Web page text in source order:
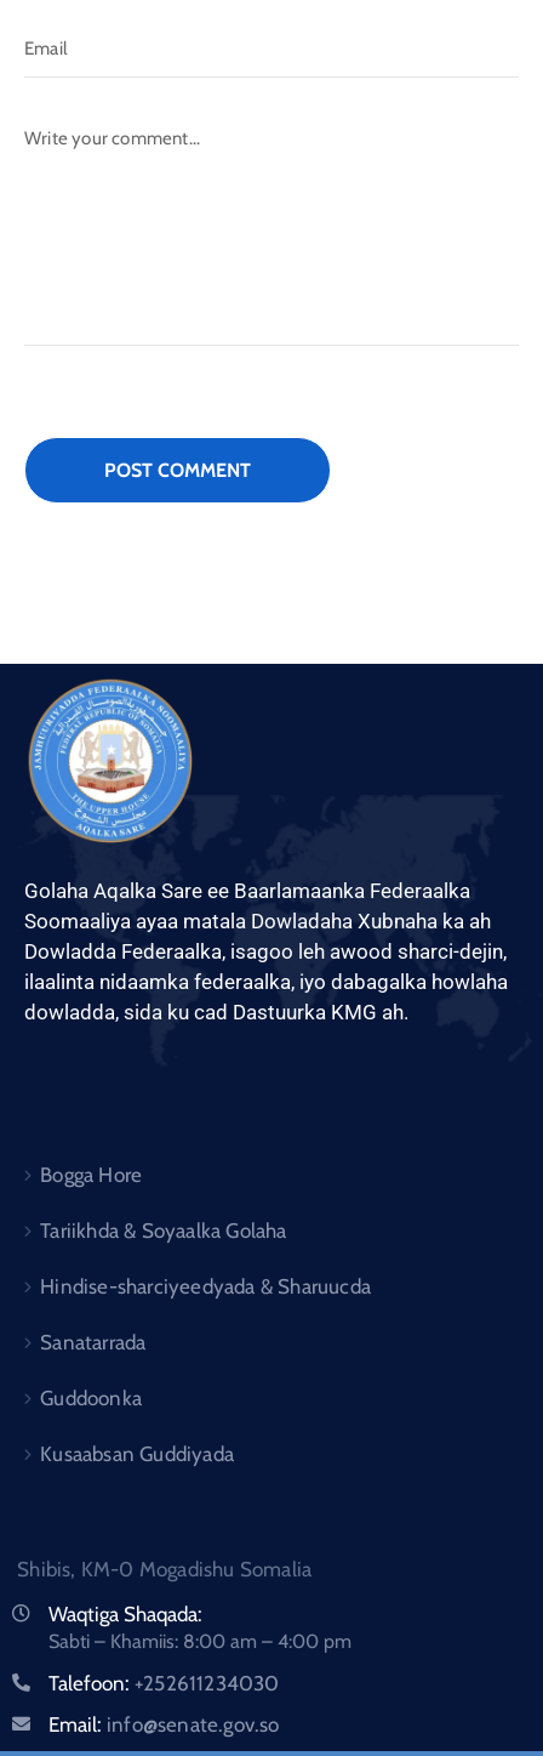
Golaha Aqalka Sare ee Baarlamaanka Federaalka
Soomaaliya ayaa matala Dowladaha Xubnaha ka ah
Dowladda Federaalka, isagoo leh awood sharci-dejin,
ilaalinta nidaamka federaalka, iyo dabagalka howlaha
dowladda, sida ku cad Dastuurka KMG ah.
Bogga Hore
Tariikhda & Soyaalka Golaha
Hindise-sharciyeedyada & Sharuucda
Sanatarrada
Guddoonka
Kusaabsan Guddiyada
Shibis, KM-0 Mogadishu Somalia
Waqtiga Shaqada:
Sabti – Khamiis: 8:00 am – 4:00 pm
Talefoon: +252611234030
Email: info@senate.gov.so